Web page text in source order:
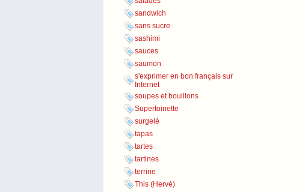
sandwich
sans sucre
sashimi
sauces
saumon
s'exprimer en bon français sur
Internet
soupes et bouillons
Supertoinette
surgelé
tapas
tartes
tartines
terrine
This (Hervé)